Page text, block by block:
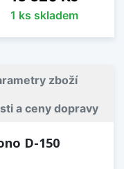
1 ks skladem
zboží
a ceny dopravy
D-150